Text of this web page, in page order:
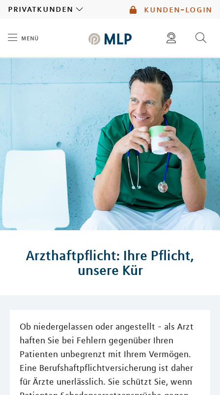
kunden-login
privatkunden
menü
diese website durchsuchen
mlp berater finden
Arzthaftpflicht: Ihre Pflicht,
unsere Kür
Ob niedergelassen oder angestellt - als Arzt
haften Sie bei Fehlern gegenüber Ihren
Patienten unbegrenzt mit Ihrem Vermögen.
Eine Berufshaftpflichtversicherung ist daher
für Ärzte unerlässlich. Sie schützt Sie, wenn